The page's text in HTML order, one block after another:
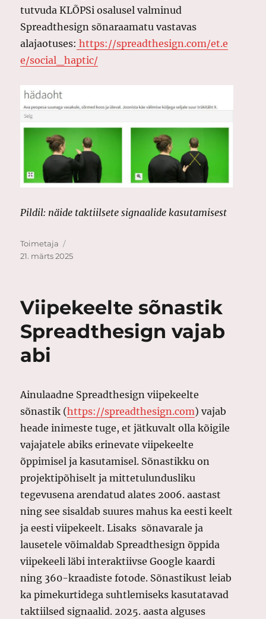
tutvuda KLÕPSi osalusel valminud
Spreadthesign sõnaraamatu vastavas
alajaotuses: https://spreadthesign.com/et.e
e/social_haptic/
Pildil: näide taktiilsete signaalide kasutamisest
Autor
Toimetaja
21. märts 2025
Viipekeelte sõnastik
Spreadthesign vajab
abi
Ainulaadne Spreadthesign viipekeelte
sõnastik (https://spreadthesign.com) vajab
heade inimeste tuge, et jätkuvalt olla kõigile
vajajatele abiks erinevate viipekeelte
õppimisel ja kasutamisel. Sõnastikku on
projektipõhiselt ja mittetulundusliku
tegevusena arendatud alates 2006. aastast
ning see sisaldab suures mahus ka eesti keelt
ja eesti viipekeelt. Lisaks sõnavarale ja
lausetele võimaldab Spreadthesign õppida
viipekeeli läbi interaktiivse Google kaardi
ning 360-kraadiste fotode. Sõnastikust leiab
ka pimekurtidega suhtlemiseks kasutatavad
taktiilsed signaalid. 2025. aasta alguses